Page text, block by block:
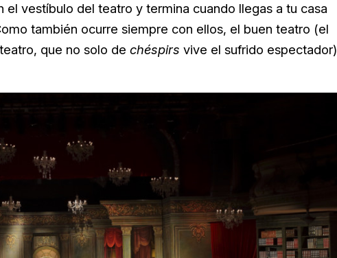
vestíbulo del teatro y termina cuando llegas a tu casa
también ocurre siempre con ellos, el buen teatro (el
que no solo de chéspirs vive el sufrido espectador)